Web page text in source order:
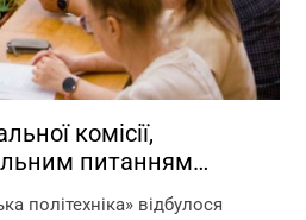
комісії,
питанням
2026 року
політехніка» відбулося